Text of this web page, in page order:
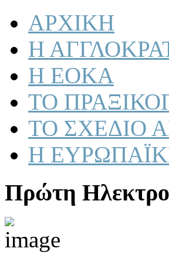
ΑΡΧΙΚΗ
Η
Η ΕΟΚΑ
ΤΟ
ΤΟ ΣΧΕΔΙΟ
Η
Πρώτη